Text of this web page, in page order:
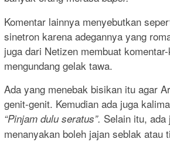
Komentar lainnya menyebutkan
sinetron karena adegannya yang
juga dari Netizen membuat
mengundang gelak tawa.
Ada yang menebak bisikan itu agar
genit-genit. Kemudian ada juga
“Pinjam dulu seratus”. Selain itu, ada
menanyakan boleh jajan seblak atau